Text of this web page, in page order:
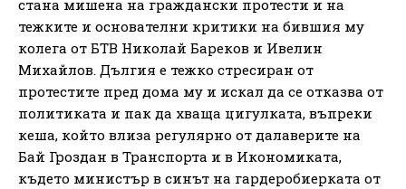
стана мишена на граждански протести и на
тежките и основателни критики на бившия му
колега от БТВ Николай Бареков и Ивелин
Михайлов. Дългия е тежко стресиран от
протестите пред дома му и искал да се отказва от
политиката и пак да хваща цигулката, въпреки
кеша, който влиза регулярно от далаверите на
Бай Гроздан в Транспорта и в Икономиката,
където министър в синът на гардеробиерката от